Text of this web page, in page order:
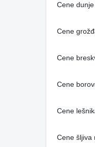
Cene
Cene
Cene
Cene
Cene
Cene šljiva